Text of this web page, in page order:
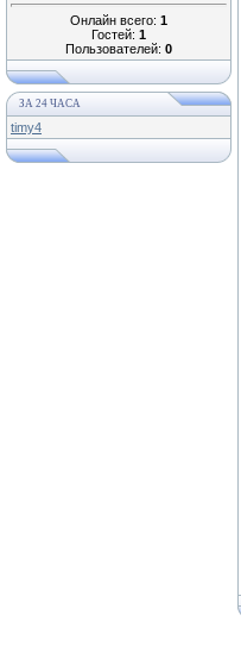
Онлайн всего: 1
Гостей: 1
Пользователей: 0
ЗА 24 ЧАСА
timy4